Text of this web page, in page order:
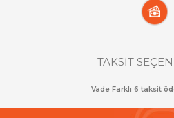
TAKSİT
Vade Farklı 6 taksit